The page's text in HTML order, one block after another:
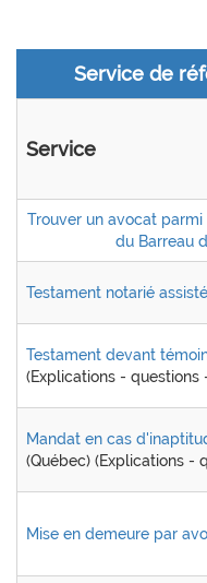
Service de
Service
Trouver un avocat parmi
du Barreau
Testament notarié
Testament devant
(Explications - questions
Mandat en cas
(Québec) (Explications -
Mise en demeure par